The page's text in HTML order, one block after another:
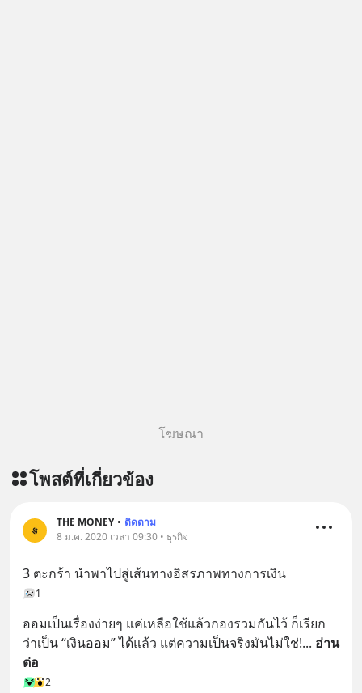
โฆษณา
โพสต์ที่เกี่ยวข้อง
THE MONEY • ติดตาม
8 ม.ค. 2020 เวลา 09:30 • ธุรกิจ
3 ตะกร้า นำพาไปสู่เส้นทางอิสรภาพทางการเงิน
1
ออมเป็นเรื่องง่ายๆ แค่เหลือใช้แล้วกองรวมกันไว้ ก็เรียก
ว่าเป็น “เงินออม” ได้แล้ว แต่ความเป็นจริงมันไม่ใช่!... อ่าน
ต่อ
2